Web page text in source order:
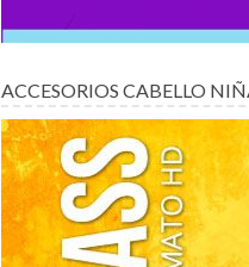
ACCESORIOS CABELLO